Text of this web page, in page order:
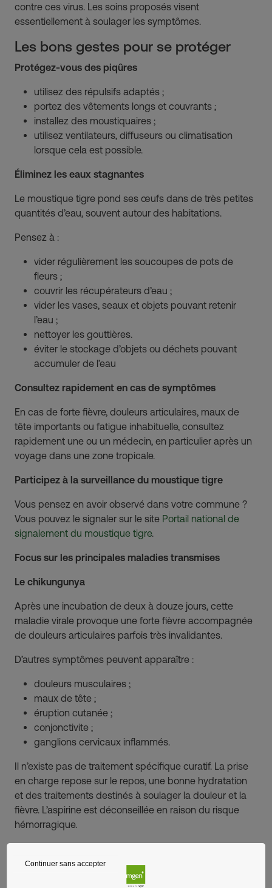
Continuer sans accepter
contre ces virus. Les soins proposés visent
essentiellement à soulager les symptômes.
Les bons gestes pour se protéger
Protégez-vous des piqûres
utilisez des répulsifs adaptés ;
portez des vêtements longs et couvrants ;
installez des moustiquaires ;
utilisez ventilateurs, diffuseurs ou climatisation
lorsque cela est possible.
Éliminez les eaux stagnantes
Le moustique tigre pond ses œufs dans de très petites
quantités d’eau, souvent autour des habitations.
Pensez à :
vider régulièrement les soucoupes de pots de
fleurs ;
couvrir les récupérateurs d’eau ;
vider les vases, seaux et objets pouvant retenir
l’eau ;
nettoyer les gouttières.
éviter le stockage d’objets ou déchets pouvant
accumuler de l’eau
Consultez rapidement en cas de symptômes
En cas de forte fièvre, douleurs articulaires, maux de
tête importants ou fatigue inhabituelle, consultez
rapidement une ou un médecin, en particulier après un
voyage dans une zone tropicale.
Participez à la surveillance du moustique tigre
Vous pensez en avoir observé dans votre commune ?
Vous pouvez le signaler sur le site Portail national de
signalement du moustique tigre.
Focus sur les principales maladies transmises
Le chikungunya
Après une incubation de deux à douze jours, cette
maladie virale provoque une forte fièvre accompagnée
de douleurs articulaires parfois très invalidantes.
D’autres symptômes peuvent apparaître :
douleurs musculaires ;
maux de tête ;
éruption cutanée ;
conjonctivite ;
ganglions cervicaux inflammés.
Il n’existe pas de traitement spécifique curatif. La prise
en charge repose sur le repos, une bonne hydratation
et des traitements destinés à soulager la douleur et la
fièvre. L’aspirine est déconseillée en raison du risque
hémorragique.
dans certains contextes, mais la prévention repose
encore principalement sur la protection contre les